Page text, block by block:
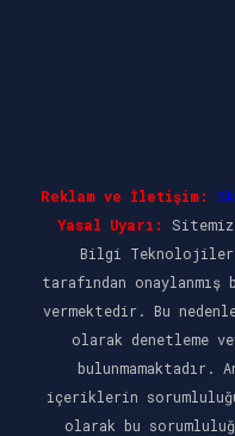
Reklam ve İletişim:
Yasal Uyarı:
Bilgi
tarafından
vermektedir. Bu
olarak denetleme
bulunmamaktadır.
içeriklerin
olarak bu